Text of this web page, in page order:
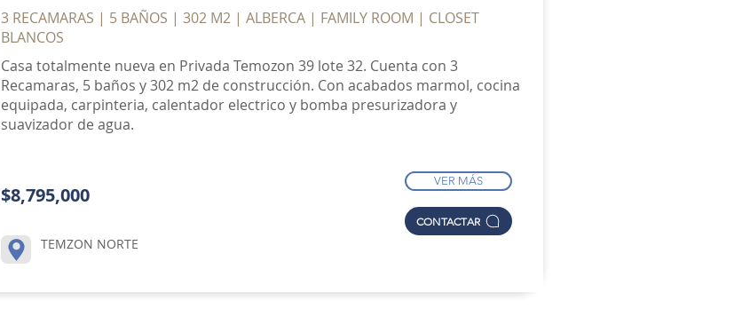
3 RECAMARAS | 5 BAÑOS | 302 M2 | ALBERCA | FAMILY ROOM | CLOSET
BLANCOS
Casa totalmente nueva en Privada Temozon 39 lote 32. Cuenta con 3
Recamaras, 5 baños y 302 m2 de construcción. Con acabados marmol, cocina
equipada, carpinteria, calentador electrico y bomba presurizadora y
suavizador de agua.
$8,795,000
VER MÁS
CONTACTAR
TEMZON NORTE